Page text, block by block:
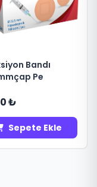
Bandı
Pe
₺
Sepete Ekle